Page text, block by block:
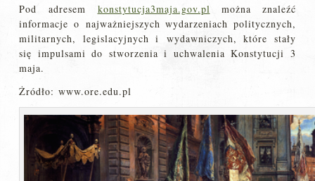
Pod adresem konstytucja3maja.gov.pl można znaleźć
informacje o najważniejszych wydarzeniach politycznych,
militarnych, legislacyjnych i wydawniczych, które stały
się impulsami do stworzenia i uchwalenia Konstytucji 3
maja.
Żródło: www.ore.edu.pl